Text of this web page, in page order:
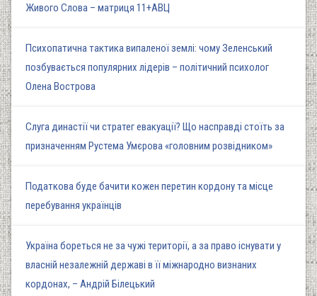
Живого Слова – матриця 11+АВЦ
Психопатична тактика випаленої землі: чому Зеленський
позбувається популярних лідерів – політичний психолог
Олена Вострова
Слуга династії чи стратег евакуації? Що насправді стоїть за
призначенням Рустема Умєрова «головним розвідником»
Податкова буде бачити кожен перетин кордону та місце
перебування українців
Україна бореться не за чужі території, а за право існувати у
власній незалежній державі в її міжнародно визнаних
кордонах, – Андрій Білецький